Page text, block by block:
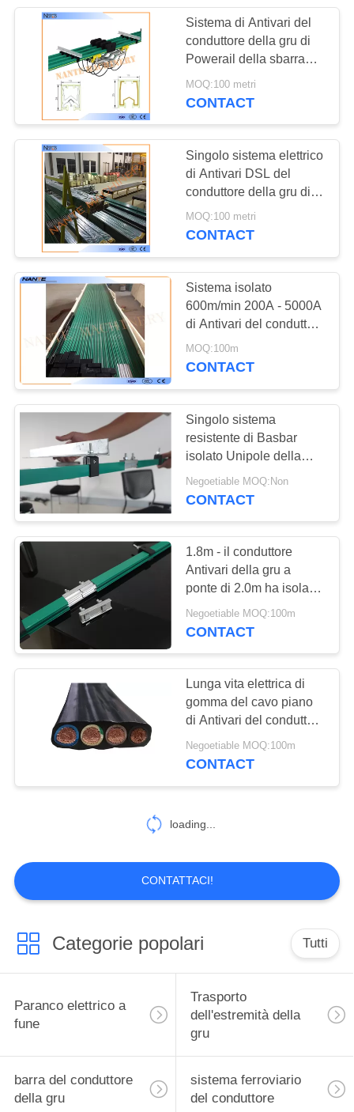
NEWS
MAPPA
PRIVACY
POLICY
Sistema di Antivari del
conduttore della gru di
Powerail della sbarra
collettrice con
ccc/ISO9001 NANTE
MOQ:100 metri
CONTACT
Singolo sistema elettrico
di Antivari DSL del
conduttore della gru di
Palo dell'onere gravoso
MOQ:100 metri
CONTACT
Sistema isolato
600m/min 200A - 5000A
di Antivari del conduttore
della gru a ponte
MOQ:100m
CONTACT
Singolo sistema
resistente di Basbar
isolato Unipole della
ferrovia di Antivari del
conduttore della gru di
Negoetiable MOQ:Non
CONTACT
1.8m - il conduttore
Antivari della gru a
ponte di 2.0m ha isolato
la resistenza della
corrosione della sbarra
Negoetiable MOQ:100m
CONTACT
Lunga vita elettrica di
gomma del cavo piano
di Antivari del conduttore
di rame della gru della
gru
Negoetiable MOQ:100m
CONTACT
loading...
CONTATTACI!
Categorie popolari Tutti
Paranco elettrico a
fune
Trasporto
dell'estremità della
gru
barra del conduttore
della gru
sistema ferroviario
del conduttore